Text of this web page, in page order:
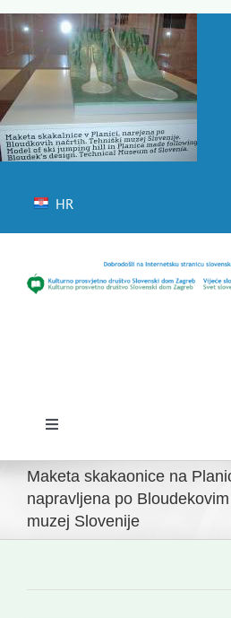
content
HR
Toggle
Početna
Novosti
Slovenski dom Zagreb
Maketa skakaonice na
napravljena po
muzej Slovenije